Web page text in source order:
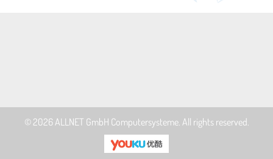
© 2026ALLNET GmbH Computersysteme. All rights reserved.